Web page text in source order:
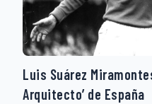
Luis Suárez
Arquitecto’ de España